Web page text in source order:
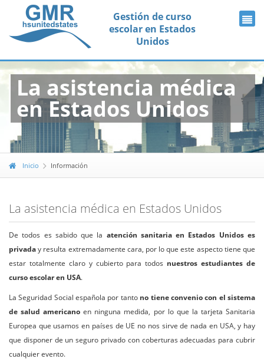
Gestión de curso
escolar en Estados
Unidos
La asistencia médica
en Estados Unidos
Inicio Información
La asistencia médica en Estados Unidos
De todos es sabido que la atención sanitaria en Estados Unidos es
privaday resulta extremadamente cara, por lo que este aspecto tiene que
estar totalmente claro y cubierto para todos nuestros estudiantes de
curso escolar en USA.
La Seguridad Social española por tanto no tiene convenio con el sistema
de salud americano en ninguna medida, por lo que la tarjeta Sanitaria
Europea que usamos en países de UE no nos sirve de nada en USA, y hay
que disponer de un seguro privado con coberturas adecuadas para cubrir
cualquier evento.